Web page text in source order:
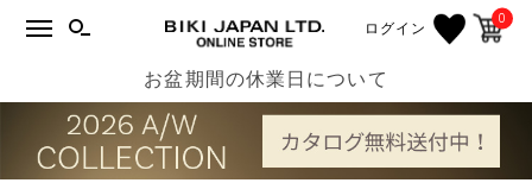
ログイン 0
お盆期間の休業日について